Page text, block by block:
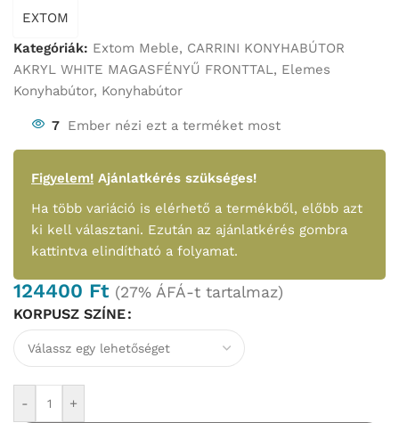
EXTOM
Kategóriák: Extom Meble, CARRINI KONYHABÚTOR
AKRYL WHITE MAGASFÉNYŰ FRONTTAL, Elemes
Konyhabútor, Konyhabútor
7 Ember nézi ezt a terméket most
Figyelem! Ajánlatkérés szükséges!
Ha több variáció is elérhető a termékből, előbb azt
ki kell választani. Ezután az ajánlatkérés gombra
kattintva elindítható a folyamat.
124400 Ft (27% ÁFÁ-t tartalmaz)
KORPUSZ SZÍNE
- +